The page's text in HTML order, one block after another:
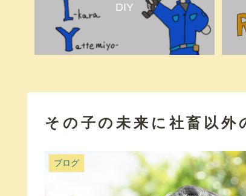
DIY
その子の未来に社畜以外
ブログ